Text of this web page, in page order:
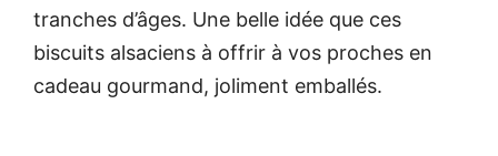
tranches d’âges. Une belle idée que ces
biscuits alsaciens à offrir à vos proches en
cadeau gourmand, joliment emballés.